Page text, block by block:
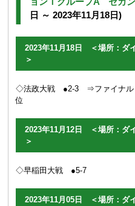
日 ～ 2023年11月18日)
2023年11月18日 ＜場所：ダ
＞
◇法政大戦 ●2-3 ⇒ファイナル
位
2023年11月12日 ＜場所：ダ
＞
◇早稲田大戦 ●5-7
2023年11月05日 ＜場所：ダ